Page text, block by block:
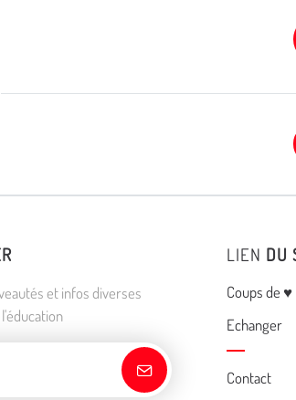
et infos diverses
LIEN DU
Menu
Coups de ♥
Echanger
Cemea
Contact